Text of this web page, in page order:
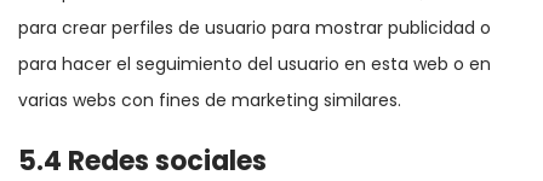
para crear perfiles de usuario para mostrar publicidad o
para hacer el seguimiento del usuario en esta web o en
varias webs con fines de marketing similares.
5.4 Redes sociales